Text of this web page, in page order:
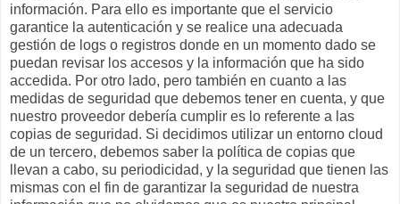
información. Para ello es importante que el servicio
garantice la autenticación y se realice una adecuada
gestión de logs o registros donde en un momento dado se
puedan revisar los accesos y la información que ha sido
accedida. Por otro lado, pero también en cuanto a las
medidas de seguridad que debemos tener en cuenta, y que
nuestro proveedor debería cumplir es lo referente a las
copias de seguridad. Si decidimos utilizar un entorno cloud
de un tercero, debemos saber la política de copias que
llevan a cabo, su periodicidad, y la seguridad que tienen las
mismas con el fin de garantizar la seguridad de nuestra